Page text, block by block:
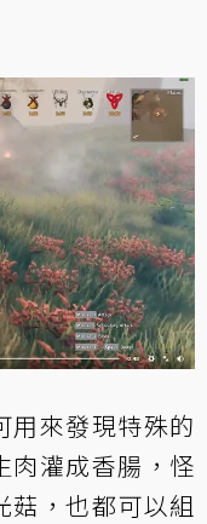
用來發現特殊的
肉灌成香腸，怪
菇，也都可以組